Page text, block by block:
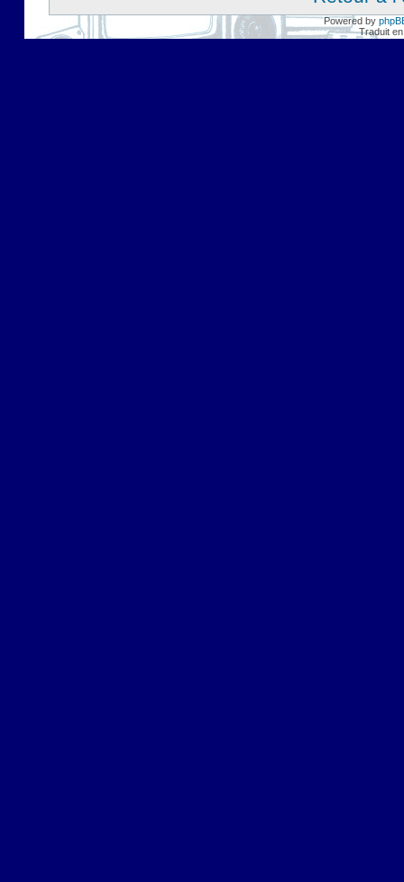
Powered by
Traduit